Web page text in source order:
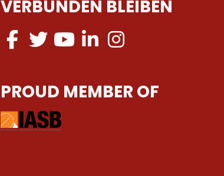
VERBUNDEN BLEIBEN
PROUD MEMBER OF